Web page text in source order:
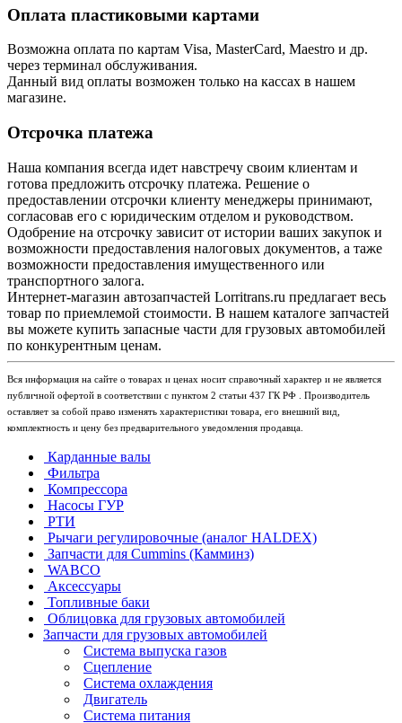
Оплата пластиковыми картами
Возможна оплата по картам Visa, MasterCard, Maestro и др.
через терминал обслуживания.
Данный вид оплаты возможен только на кассах в нашем
магазине.
Отсрочка платежа
Наша компания всегда идет навстречу своим клиентам и
готова предложить отсрочку платежа. Решение о
предоставлении отсрочки клиенту менеджеры принимают,
согласовав его с юридическим отделом и руководством.
Одобрение на отсрочку зависит от истории ваших закупок и
возможности предоставления налоговых документов, а таже
возможности предоставления имущественного или
транспортного залога.
Интернет-магазин автозапчастей Lorritrans.ru предлагает весь
товар по приемлемой стоимости. В нашем каталоге запчастей
вы можете купить запасные части для грузовых автомобилей
по конкурентным ценам.
Вся информация на сайте о товарах и ценах носит справочный характер и не является
публичной офертой в соответствии с пунктом 2 статьи 437 ГК РФ . Производитель
оставляет за собой право изменять характеристики товара, его внешний вид,
комплектность и цену без предварительного уведомления продавца.
Карданные валы
Фильтра
Компрессора
Насосы ГУР
РТИ
Рычаги регулировочные (аналог HALDEX)
Запчасти для Cummins (Камминз)
WABCO
Аксессуары
Топливные баки
Облицовка для грузовых автомобилей
Запчасти для грузовых автомобилей
Система выпуска газов
Сцепление
Система охлаждения
Двигатель
Система питания